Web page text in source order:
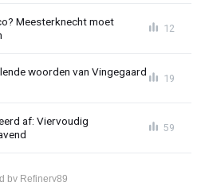
Meesterknecht moet
12
woorden van Vingegaard
19
af: Viervoudig
59
by Refinery89